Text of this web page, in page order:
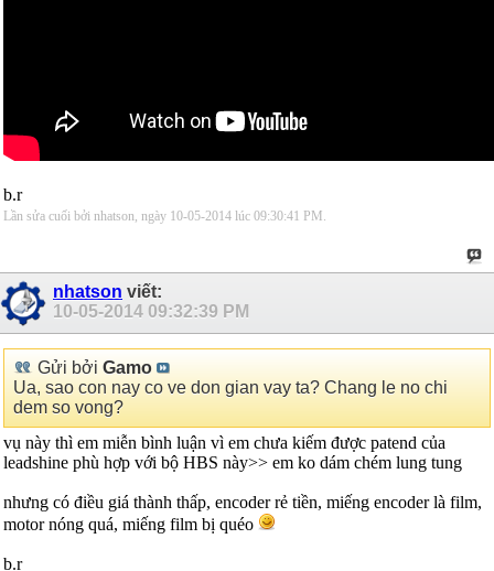
b.r
Lần sửa cuối bởi nhatson, ngày 10-05-2014 lúc 09:30:41 PM .
nhatson viết:
10-05-2014 09:32:39 PM
Gửi bởi Gamo
Ua, sao con nay co ve don gian vay ta? Chang le no chi
dem so vong?
vụ này thì em miễn bình luận vì em chưa kiếm được patend của
leadshine phù hợp với bộ HBS này>> em ko dám chém lung tung
nhưng có điều giá thành thấp, encoder rẻ tiền, miếng encoder là film,
motor nóng quá, miếng film bị quéo
b.r